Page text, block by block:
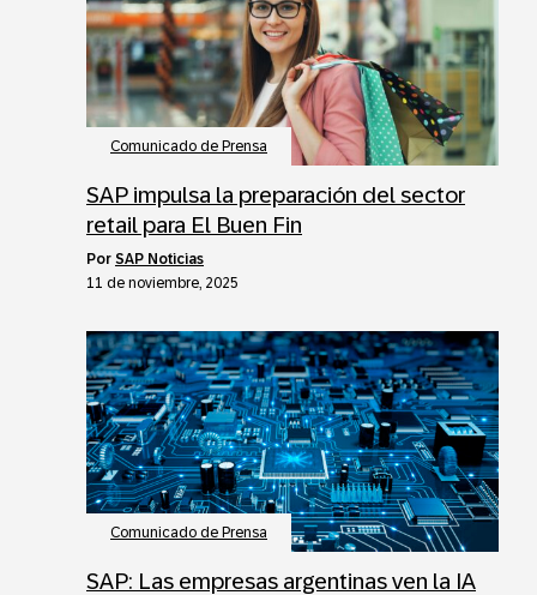
Comunicado de Prensa
SAP impulsa la preparación del sector
retail para El Buen Fin
por SAP Noticias
11 de noviembre, 2025
Comunicado de Prensa
SAP: Las empresas argentinas ven la IA